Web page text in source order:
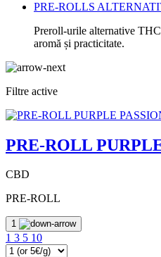
PRE-ROLLS
Preroll-urile alternative
aromă și practicitate.
Filtre active
PRE-ROLL
CBD
PRE-ROLL
1
1 3 5 10